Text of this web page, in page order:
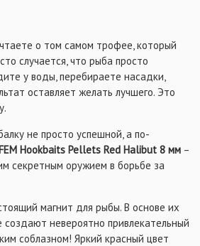
сессии!
о том самом трофее, который
случается, что рыба просто
у воды, перебираете насадки,
оставляет желать лучшего. Это
не просто успешной, а по-
Hookbaits Pellets Red Halibut 8 мм –
секретным оружием в борьбе за
магнит для рыбы. В основе их
невероятно привлекательный
соблазном! Яркий красный цвет